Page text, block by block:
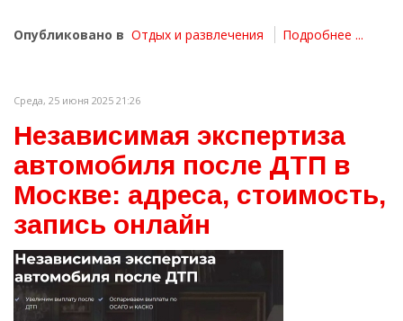
Опубликовано в Отдых и развлечения Подробнее ...
Среда, 25 июня 2025 21:26
Независимая экспертиза
автомобиля после ДТП в
Москве: адреса, стоимость,
запись онлайн